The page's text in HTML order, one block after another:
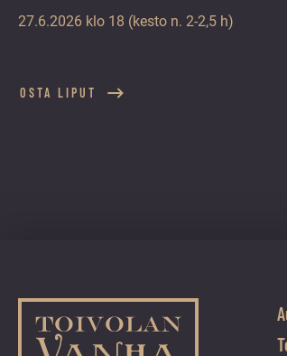
27.6.2026 klo 18 (kesto n. 2-2,5 h)
OSTA LIPUT